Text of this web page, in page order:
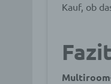
Kauf, ob
Fazit